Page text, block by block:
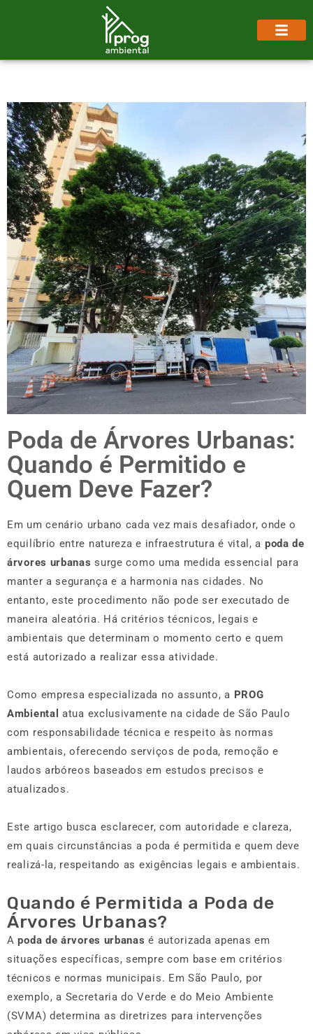
Poda de Árvores Urbanas:
Quando é Permitido e
Quem Deve Fazer?
Em um cenário urbano cada vez mais desafiador, onde o
equilíbrio entre natureza e infraestrutura é vital, a poda de
árvores urbanas surge como uma medida essencial para
manter a segurança e a harmonia nas cidades. No
entanto, este procedimento não pode ser executado de
maneira aleatória. Há critérios técnicos, legais e
ambientais que determinam o momento certo e quem
está autorizado a realizar essa atividade.
Como empresa especializada no assunto, a PROG
Ambiental atua exclusivamente na cidade de São Paulo
com responsabilidade técnica e respeito às normas
ambientais, oferecendo serviços de poda, remoção e
laudos arbóreos baseados em estudos precisos e
atualizados.
Este artigo busca esclarecer, com autoridade e clareza,
em quais circunstâncias a poda é permitida e quem deve
realizá-la, respeitando as exigências legais e ambientais.
Quando é Permitida a Poda de
Árvores Urbanas?
Apoda de árvores urbanas é autorizada apenas em
situações específicas, sempre com base em critérios
técnicos e normas municipais. Em São Paulo, por
exemplo, a Secretaria do Verde e do Meio Ambiente
(SVMA) determina as diretrizes para intervenções